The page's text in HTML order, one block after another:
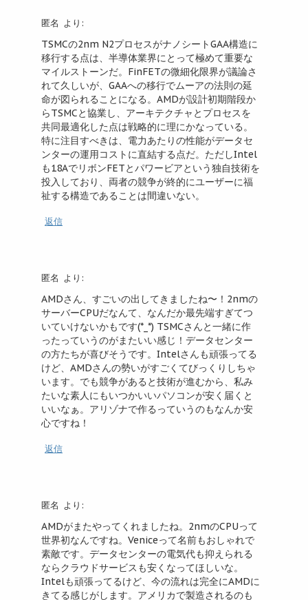
匿名 より:
TSMCの2nm N2プロセスがナノシートGAA構造に
移行する点は、半導体業界にとって極めて重要な
マイルストーンだ。FinFETの微細化限界が議論さ
れて久しいが、GAAへの移行でムーアの法則の延
命が図られることになる。AMDが設計初期階段か
らTSMCと協業し、アーキテクチャとプロセスを
共同最適化した点は戦略的に理にかなっている。
特に注目すべきは、電力あたりの性能がデータセ
ンターの運用コストに直結する点だ。ただしIntel
も18AでリボンFETとパワービアという独自技術を
投入しており、両者の競争が終的にユーザーに福
祉する構造であることは間違いない。
返信
匿名 より:
AMDさん、すごいの出してきましたね〜！2nmの
サーバーCPUだなんて、なんだか最先端すぎてつ
いていけないかもです(*_*) TSMCさんと一緒に作
ったっていうのがまたいい感じ！データセンター
の方たちが喜びそうです。Intelさんも頑張ってる
けど、AMDさんの勢いがすごくてびっくりしちゃ
います。でも競争があると技術が進むから、私み
たいな素人にもいつかいいパソコンが安く届くと
いいなぁ。アリゾナで作るっていうのもなんか安
心ですね！
返信
匿名 より:
AMDがまたやってくれましたね。2nmのCPUって
世界初なんですね。Veniceって名前もおしゃれで
素敵です。データセンターの電気代も抑えられる
ならクラウドサービスも安くなってほしいな。
Intelも頑張ってるけど、今の流れは完全にAMDに
きてる感じがします。アメリカで製造されるのも